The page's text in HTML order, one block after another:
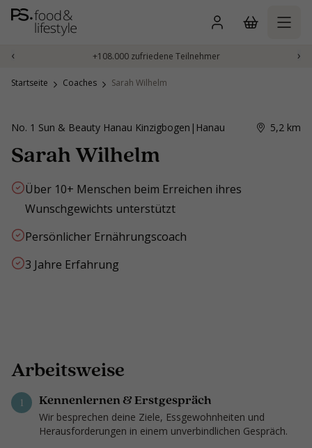
Zum
Inhalt
springen
‹ +108.000 zufriedene Teilnehmer ›
Startseite Coaches Sarah Wilhelm
No. 1 Sun & Beauty Hanau Kinzigbogen | Hanau 5,2 km
Sarah Wilhelm
Über 10+ Menschen beim Erreichen ihres
Wunschgewichts unterstützt
Persönlicher Ernährungscoach
3 Jahre Erfahrung
Arbeitsweise
1 Kennenlernen & Erstgespräch
Wir besprechen deine Ziele, Essgewohnheiten und
Herausforderungen in einem unverbindlichen Gespräch.